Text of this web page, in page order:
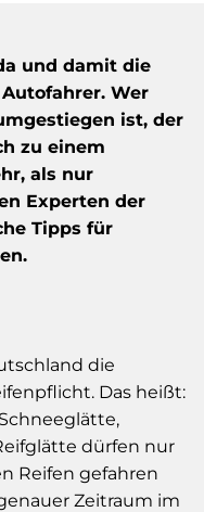
und damit die
Wer
ist, der
zu einem
als nur
Experten der
Tipps für
die
Das heißt:
dürfen nur
Reifen gefahren
Zeitraum im